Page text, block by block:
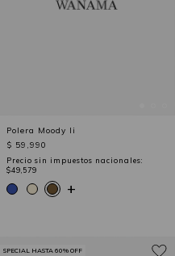
Polera Moody Ii
$ 59,990
Precio sin impuestos nacionales:
$49,579
+
SPECIAL HASTA 60% OFF